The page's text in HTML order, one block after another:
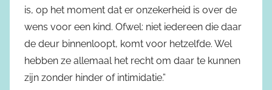
is, op het moment dat er onzekerheid is over de
wens voor een kind. Ofwel: niet iedereen die daar
de deur binnenloopt, komt voor hetzelfde. Wel
hebben ze allemaal het recht om daar te kunnen
zijn zonder hinder of intimidatie.”